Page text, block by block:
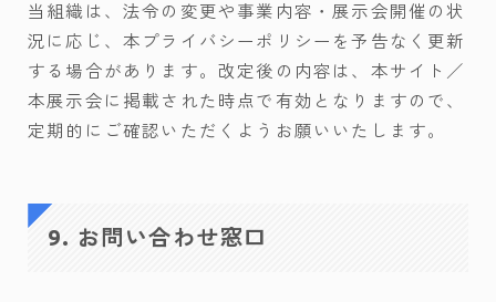
当組織は、法令の変更や事業内容・展示会開催の状
況に応じ、本プライバシーポリシーを予告なく更新
する場合があります。改定後の内容は、本サイト／
本展示会に掲載された時点で有効となりますので、
定期的にご確認いただくようお願いいたします。
9. お問い合わせ窓口